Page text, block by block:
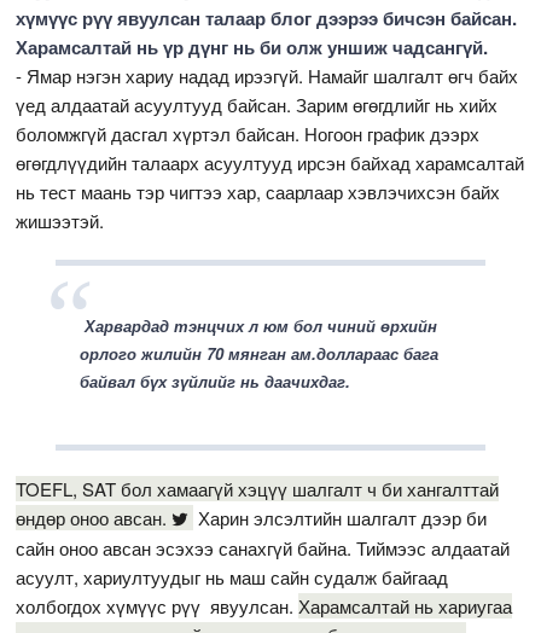
хүмүүс рүү явуулсан талаар блог дээрээ бичсэн байсан.
Харамсалтай нь үр дүнг нь би олж уншиж чадсангүй.
- Ямар нэгэн хариу надад ирээгүй. Намайг шалгалт өгч байх
үед алдаатай асуултууд байсан. Зарим өгөгдлийг нь хийх
боломжгүй дасгал хүртэл байсан. Ногоон график дээрх
өгөгдлүүдийн талаарх асуултууд ирсэн байхад харамсалтай
нь тест маань тэр чигтээ хар, саарлаар хэвлэчихсэн байх
жишээтэй.
Харвардад тэнцчих л юм бол чиний өрхийн
орлого жилийн 70 мянган ам.доллараас бага
байвал бүх зүйлийг нь даачихдаг.
TOEFL, SAT бол хамаагүй хэцүү шалгалт ч би хангалттай
өндөр оноо авсан.
Харин элсэлтийн шалгалт дээр би
сайн оноо авсан эсэхээ санахгүй байна. Тиймээс алдаатай
асуулт, хариултуудыг нь маш сайн судалж байгаад
холбогдох хүмүүс рүү явуулсан.Харамсалтай нь хариугаа